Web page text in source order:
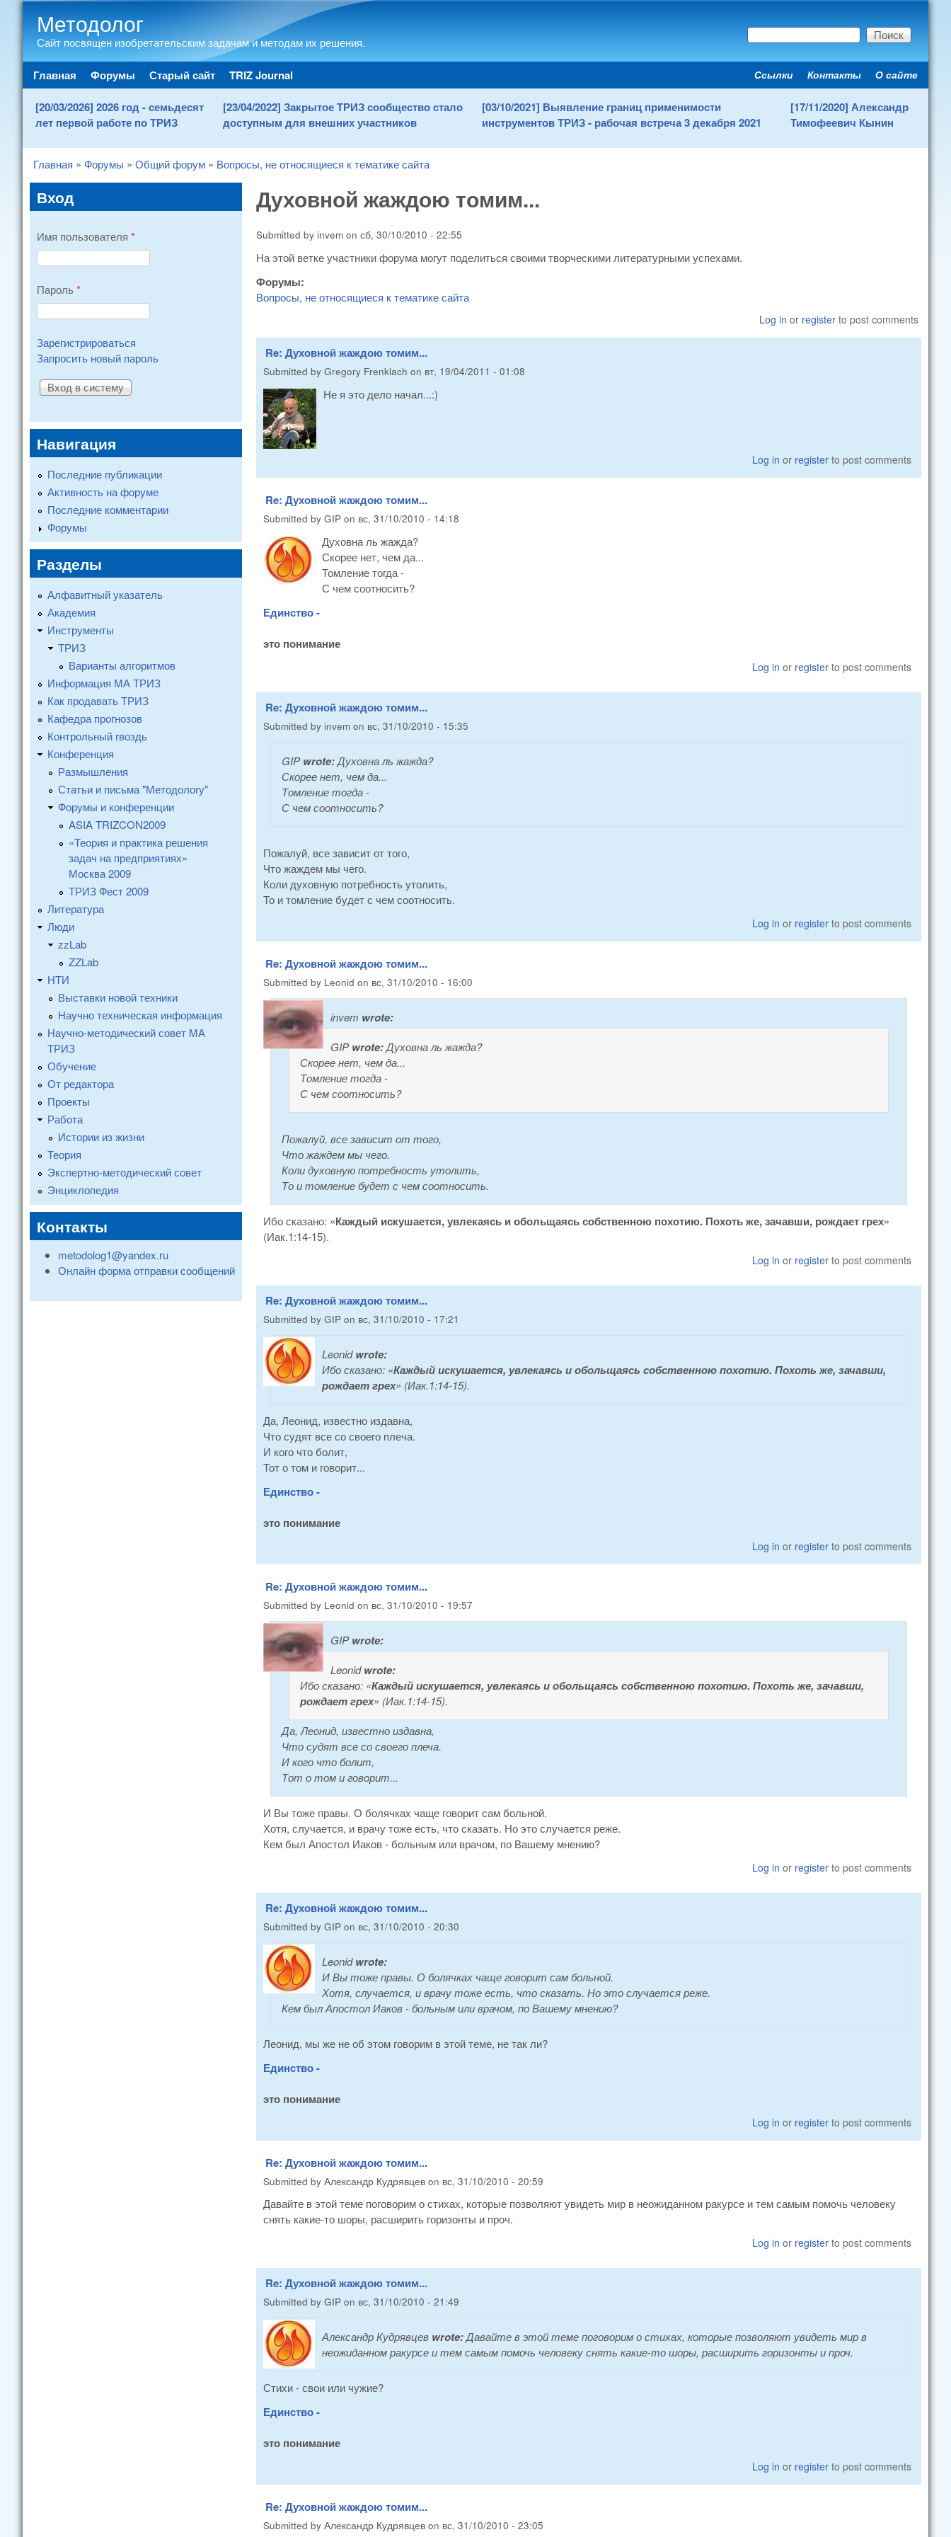
Методолог
Сайт посвящен изобретательским задачам и методам их решения. Форма поиска
Поиск
Main menu
Главная Форумы Старый сайт TRIZ Journal Secondary menu
Ссылки Контакты О сайте
[20/03/2026] 2026 год - семьдесят
лет первой работе по ТРИЗ
[23/04/2022] Закрытое ТРИЗ сообщество стало
доступным для внешних участников
[03/10/2021] Выявление границ применимости
инструментов ТРИЗ - рабочая встреча 3 декабря 2021
[17/11/2020] Александр
Тимофеевич Кынин
You are here
Главная » Форумы » Общий форум » Вопросы, не относящиеся к тематике сайта
Духовной жаждою томим...
Submitted by invem on сб, 30/10/2010 - 22:55
На этой ветке участники форума могут поделиться своими творческими литературными успехами.
Форумы:
Вопросы, не относящиеся к тематике сайта
Log in or register to post comments
Re: Духовной жаждою томим...
Submitted by Gregory Frenklach on вт, 19/04/2011 - 01:08
Не я это дело начал...:)
Log in or register to post comments
Re: Духовной жаждою томим...
Submitted by GIP on вс, 31/10/2010 - 14:18
Духовна ль жажда?
Скорее нет, чем да...
Томление тогда -
С чем соотносить?
Единство -
это понимание
Log in or register to post comments
Re: Духовной жаждою томим...
Submitted by invem on вс, 31/10/2010 - 15:35
GIPwrote:Духовна ль жажда?
Скорее нет, чем да...
Томление тогда -
С чем соотносить?
Пожалуй, все зависит от того,
Что жаждем мы чего.
Коли духовную потребность утолить,
То и томление будет с чем соотносить.
Log in or register to post comments
Re: Духовной жаждою томим...
Submitted by Leonid on вс, 31/10/2010 - 16:00
invem wrote:
GIPwrote:Духовна ль жажда?
Скорее нет, чем да...
Томление тогда -
С чем соотносить?
Пожалуй, все зависит от того,
Что жаждем мы чего.
Коли духовную потребность утолить,
То и томление будет с чем соотносить.
Ибо сказано: «Каждый искушается, увлекаясь и обольщаясь собственною похотию. Похоть же, зачавши, рождает грех»
(Иак.1:14-15).
Log in or register to post comments
Re: Духовной жаждою томим...
Submitted by GIP on вс, 31/10/2010 - 17:21
Leonidwrote:
Ибо сказано: «Каждый искушается, увлекаясь и обольщаясь собственною похотию. Похоть же, зачавши,
рождает грех» (Иак.1:14-15).
Да, Леонид, известно издавна,
Что судят все со своего плеча.
И кого что болит,
Тот о том и говорит...
Единство -
это понимание
Log in or register to post comments
Re: Духовной жаждою томим...
Submitted by Leonid on вс, 31/10/2010 - 19:57
GIPwrote:
Leonidwrote:
Ибо сказано: «Каждый искушается, увлекаясь и обольщаясь собственною похотию. Похоть же, зачавши,
рождает грех» (Иак.1:14-15).
Да, Леонид, известно издавна,
Что судят все со своего плеча.
И кого что болит,
Тот о том и говорит...
И Вы тоже правы. О болячках чаще говорит сам больной.
Хотя, случается, и врачу тоже есть, что сказать. Но это случается реже.
Кем был Апостол Иаков - больным или врачом, по Вашему мнению?
Log in or register to post comments
Re: Духовной жаждою томим...
Submitted by GIP on вс, 31/10/2010 - 20:30
Leonidwrote:
И Вы тоже правы. О болячках чаще говорит сам больной.
Хотя, случается, и врачу тоже есть, что сказать. Но это случается реже.
Кем был Апостол Иаков - больным или врачом, по Вашему мнению?
Леонид, мы же не об этом говорим в этой теме, не так ли?
Единство -
это понимание
Log in or register to post comments
Re: Духовной жаждою томим...
Submitted by Александр Кудрявцев on вс, 31/10/2010 - 20:59
Давайте в этой теме поговорим о стихах, которые позволяют увидеть мир в неожиданном ракурсе и тем самым помочь человеку
снять какие-то шоры, расширить горизонты и проч.
Log in or register to post comments
Re: Духовной жаждою томим...
Submitted by GIP on вс, 31/10/2010 - 21:49
Александр Кудрявцев wrote:Давайте в этой теме поговорим о стихах, которые позволяют увидеть мир в
неожиданном ракурсе и тем самым помочь человеку снять какие-то шоры, расширить горизонты и проч.
Стихи - свои или чужие?
Единство -
это понимание
Log in or register to post comments
Re: Духовной жаждою томим...
Submitted by Александр Кудрявцев on вс, 31/10/2010 - 23:05
Вход
Имя пользователя *
Пароль *
Зарегистрироваться
Запросить новый пароль
Навигация
Последние публикации
Активность на форуме
Последние комментарии
Форумы
Разделы
Алфавитный указатель
Академия
Инструменты
ТРИЗ
Варианты алгоритмов
Информация МА ТРИЗ
Как продавать ТРИЗ
Кафедра прогнозов
Контрольный гвоздь
Конференция
Размышления
Статьи и письма "Методологу"
Форумы и конференции
ASIA TRIZCON2009
«Теория и практика решения
задач на предприятиях»
Москва 2009
ТРИЗ Фест 2009
Литература
Люди
zzLab
ZZLab
НТИ
Выставки новой техники
Научно техническая информация
Научно-методический совет МА
ТРИЗ
Обучение
От редактора
Проекты
Работа
Истории из жизни
Теория
Экспертно-методический совет
Энциклопедия
Контакты
metodolog1@yandex.ru
Онлайн форма отправки сообщений